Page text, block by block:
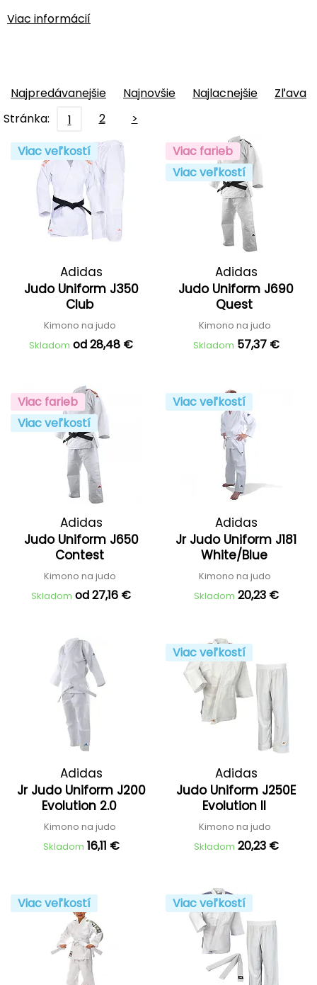
Viac informácií
Najpredávanejšie Najnovšie Najlacnejšie
Zľava
Stránka:
1 2
>
Viac veľkostí
Adidas
Judo Uniform J350
Club
Kimono na judo
Skladom od 28,48 €
Viac farieb
Viac veľkostí
Adidas
Judo Uniform J690
Quest
Kimono na judo
Skladom 57,37 €
Viac farieb
Viac veľkostí
Adidas
Judo Uniform J650
Contest
Kimono na judo
Skladom od 27,16 €
Viac veľkostí
Adidas
Jr Judo Uniform J181
White/Blue
Kimono na judo
Skladom 20,23 €
Adidas
Jr Judo Uniform J200
Evolution 2.0
Kimono na judo
Skladom 16,11 €
Viac veľkostí
Adidas
Judo Uniform J250E
Evolution II
Kimono na judo
Skladom 20,23 €
Viac veľkostí Viac veľkostí